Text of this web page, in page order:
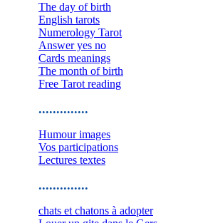
The day of birth
English tarots
Numerology Tarot
Answer yes no
Cards meanings
The month of birth
Free Tarot reading
..............
Humour images
Vos participations
Lectures textes
..............
chats et chatons à adopter